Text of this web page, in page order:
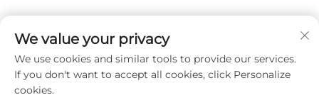
Copyright © 2025 徐州三和自動制御機器株式会社。
無断転載禁止
We value your privacy
We use cookies and similar tools to provide our services.
If you don't want to accept all cookies, click Personalize
cookies.